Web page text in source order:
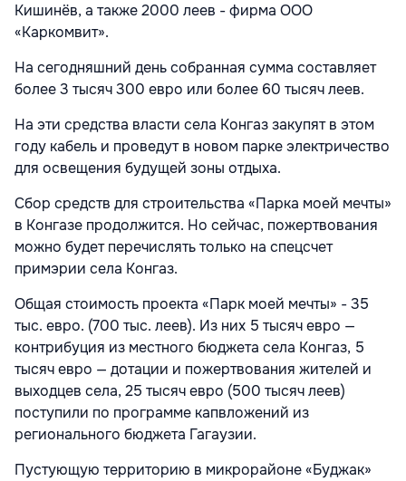
Кишинёв, а также 2000 леев - фирма ООО
«Каркомвит».
На сегодняшний день собранная сумма составляет
более 3 тысяч 300 евро или более 60 тысяч леев.
На эти средства власти села Конгаз закупят в этом
году кабель и проведут в новом парке электричество
для освещения будущей зоны отдыха.
Сбор средств для строительства «Парка моей мечты»
в Конгазе продолжится. Но сейчас, пожертвования
можно будет перечислять только на спецсчет
примэрии села Конгаз.
Общая стоимость проекта «Парк моей мечты» - 35
тыс. евро. (700 тыс. леев). Из них 5 тысяч евро —
контрибуция из местного бюджета села Конгаз, 5
тысяч евро — дотации и пожертвования жителей и
выходцев села, 25 тысяч евро (500 тысяч леев)
поступили по программе капвложений из
регионального бюджета Гагаузии.
Пустующую территорию в микрорайоне «Буджак»